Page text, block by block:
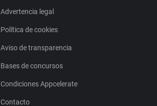
Advertencia legal
Política de cookies
Aviso de transparencia
Bases de concursos
Condiciones Appcelerate
Contacto